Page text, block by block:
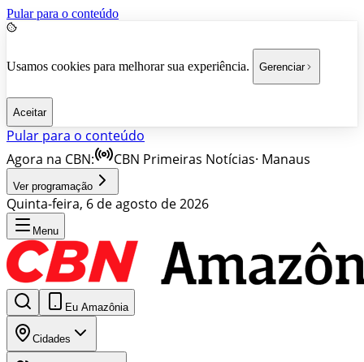
Pular para o conteúdo
Usamos cookies para melhorar sua experiência. Gerenciar
Aceitar
Pular para o conteúdo
Agora na CBN:
CBN Primeiras Notícias· Manaus
Ver programação
Quinta-feira, 6 de agosto de 2026
Menu
Eu Amazônia
Cidades